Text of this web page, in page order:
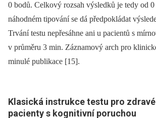
0 bodů. Celkový rozsah výsledků je tedy od
náhodném tipování se dá předpokládat
Trvání testu nepřesáhne ani u pacientů s
v průměru 3 min. Záznamový arch pro
minulé publikace [15].
Klasická instrukce testu pro
pacienty s kognitivní poruchou